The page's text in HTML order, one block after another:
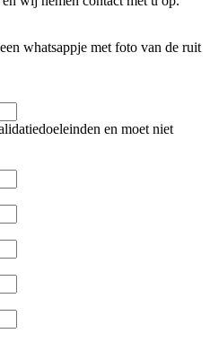
whatsappje met foto van de ruit
en moet niet